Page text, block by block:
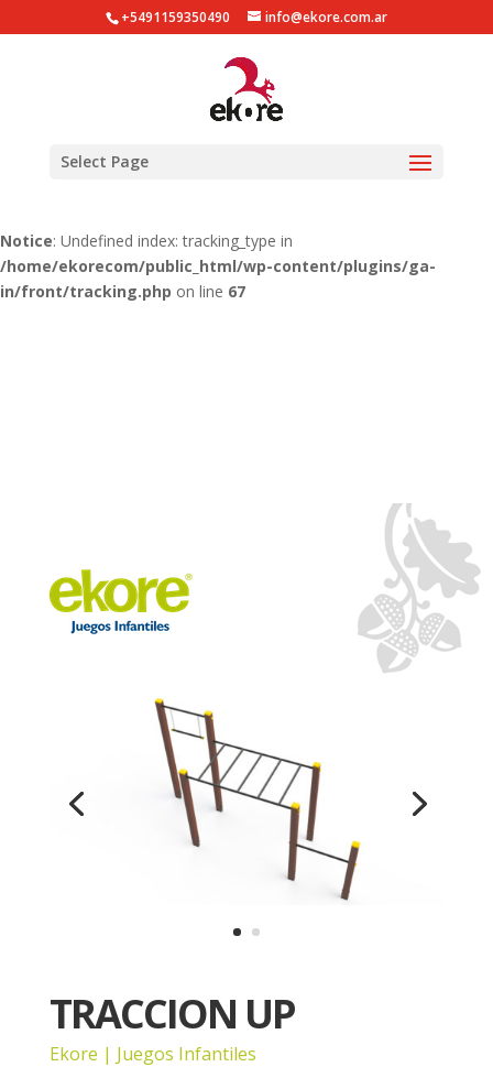
Notice: Undefined index: tracking_type in
/home/ekorecom/public_html/wp-content/plugins/ga-
/home/ekorecom/public_html/wp-content/plugins/ga-
Notice: Undefined index: tracking_type in
/home/ekorecom/public_html/wp-content/plugins/ga-
in/front/tracking.php on line 67
+5491159350490 info@ekore.com.ar
Select Page
TRACCION UP
Ekore | Juegos Infantiles